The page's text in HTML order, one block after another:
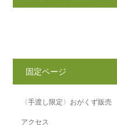
固定ページ
〈手渡し限定〉おがくず販売
アクセス